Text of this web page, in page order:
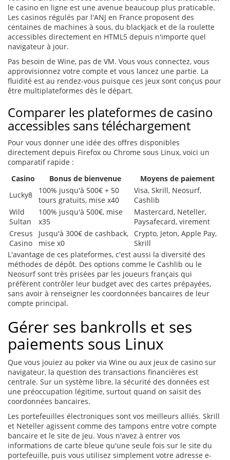
le casino en ligne est une avenue beaucoup plus praticable.
Les casinos régulés par l'ANJ en France proposent des
centaines de machines à sous, du blackjack et de la roulette
accessibles directement en HTML5 depuis n'importe quel
navigateur à jour.
Pas besoin de Wine, pas de VM. Vous vous connectez, vous
approvisionnez votre compte et vous lancez une partie. La
fluidité est au rendez-vous puisque ces jeux sont conçus pour
être multiplateformes dès le départ.
Comparer les plateformes de casino
accessibles sans téléchargement
Pour vous donner une idée des offres disponibles
directement depuis Firefox ou Chrome sous Linux, voici un
comparatif rapide :
Casino
Bonus de bienvenue
Moyens de paiement
Lucky8
100% jusqu'à 500€ + 50
tours gratuits, mise x40
Visa, Skrill, Neosurf,
Cashlib
Wild
Sultan
100% jusqu'à 500€, mise
x35
Mastercard, Neteller,
Paysafecard, virement
Cresus
Casino
Jusqu'à 300€ de cashback,
mise x0
Crypto, Jeton, Apple Pay,
Skrill
L'avantage de ces plateformes, c'est aussi la diversité des
méthodes de dépôt. Des options comme le Cashlib ou le
Neosurf sont très prisées par les joueurs français qui
préfèrent contrôler leur budget avec des cartes prépayées,
sans avoir à renseigner les coordonnées bancaires de leur
compte principal.
Gérer ses bankrolls et ses
paiements sous Linux
Que vous jouiez au poker via Wine ou aux jeux de casino sur
navigateur, la question des transactions financières est
centrale. Sur un système libre, la sécurité des données est
une préoccupation légitime, surtout quand on saisit des
coordonnées bancaires.
Les portefeuilles électroniques sont vos meilleurs alliés. Skrill
et Neteller agissent comme des tampons entre votre compte
bancaire et le site de jeu. Vous n'avez à entrer vos
informations de carte bleue qu'une seule fois sur le site du
portefeuille, puis vous utilisez simplement votre adresse e-